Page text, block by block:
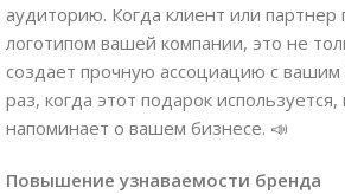
аудиторию. Когда клиент или партнер
логотипом вашей компании, это не
создает прочную ассоциацию с
раз, когда этот подарок
напоминает о вашем бизнесе. 📣
Повышение узнаваемости бренда